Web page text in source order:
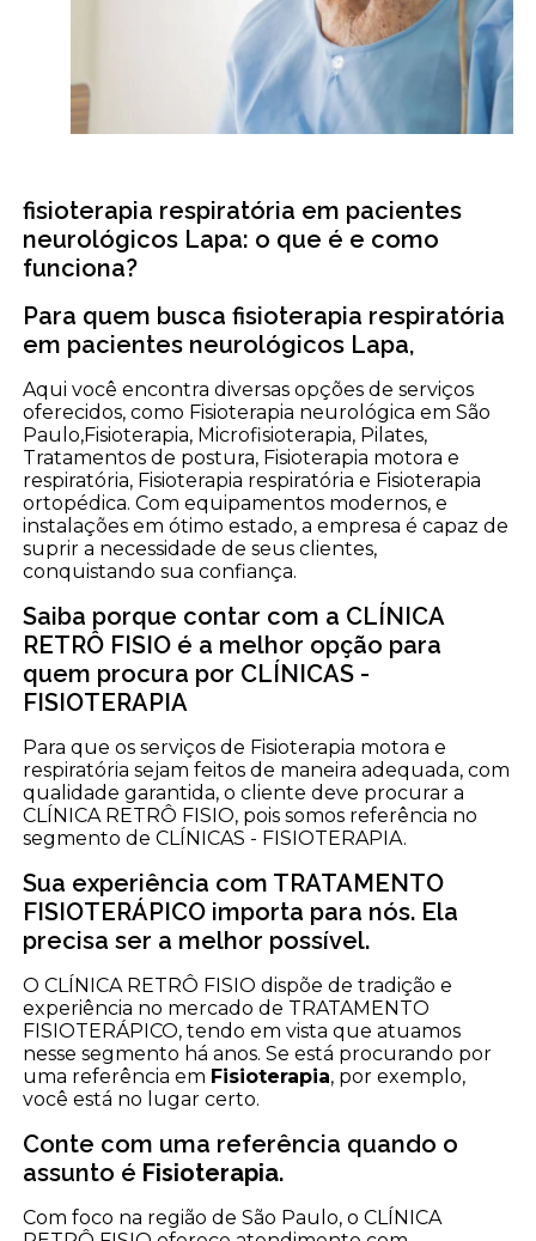
fisioterapia respiratória em pacientes
neurológicos Lapa: o que é e como
funciona?
Para quem busca fisioterapia respiratória
em pacientes neurológicos Lapa,
Aqui você encontra diversas opções de serviços
oferecidos, como Fisioterapia neurológica em São
Paulo,Fisioterapia, Microfisioterapia, Pilates,
Tratamentos de postura, Fisioterapia motora e
respiratória, Fisioterapia respiratória e Fisioterapia
ortopédica. Com equipamentos modernos, e
instalações em ótimo estado, a empresa é capaz de
suprir a necessidade de seus clientes,
conquistando sua confiança.
Saiba porque contar com a CLÍNICA
RETRÔ FISIO é a melhor opção para
quem procura por CLÍNICAS -
FISIOTERAPIA
Para que os serviços de Fisioterapia motora e
respiratória sejam feitos de maneira adequada, com
qualidade garantida, o cliente deve procurar a
CLÍNICA RETRÔ FISIO, pois somos referência no
segmento de CLÍNICAS - FISIOTERAPIA.
Sua experiência com TRATAMENTO
FISIOTERÁPICO importa para nós. Ela
precisa ser a melhor possível.
O CLÍNICA RETRÔ FISIO dispõe de tradição e
experiência no mercado de TRATAMENTO
FISIOTERÁPICO, tendo em vista que atuamos
nesse segmento há anos. Se está procurando por
uma referência em Fisioterapia, por exemplo,
você está no lugar certo.
Conte com uma referência quando o
assunto é Fisioterapia.
Com foco na região de São Paulo, o CLÍNICA